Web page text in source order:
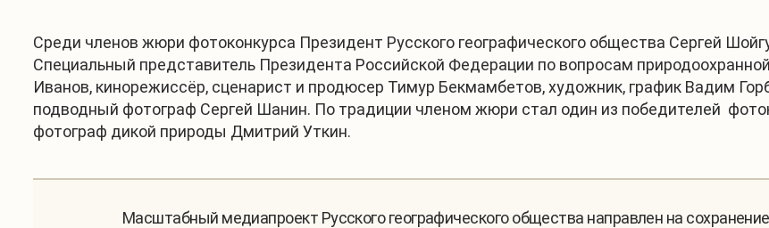
Среди членов жюри фотоконкурса Президент Русского географического общества Сергей
Специальный представитель Президента Российской Федерации по вопросам
Иванов, кинорежиссёр, сценарист и продюсер Тимур Бекмамбетов, художник, график Вадим
подводный фотограф Сергей Шанин. По традиции членом жюри стал один из победителей
фотограф дикой природы Дмитрий Уткин.
Масштабный медиапроект Русского географического общества направлен на